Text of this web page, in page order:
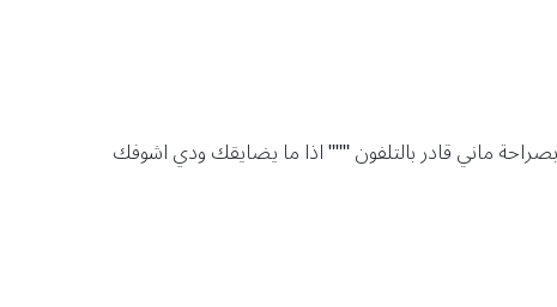
ماني قادر بالتلفون """ اذا ما يضايقك ودي اشوفك